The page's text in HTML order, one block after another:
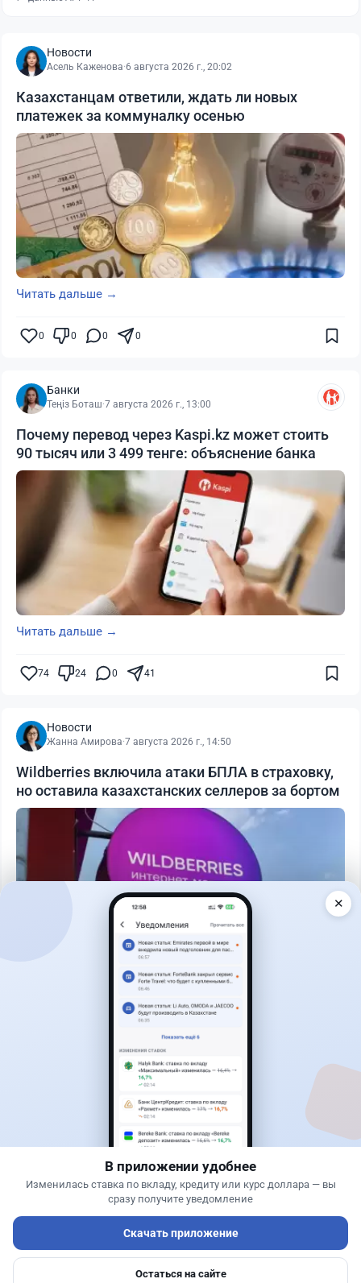
Новости
Асель Каженова·6 августа 2026 г., 20:02
Казахстанцам ответили, ждать ли новых
платежек за коммуналку осенью
Читать дальше →
0 0 0 0
Банки
Теңіз Боташ·7 августа 2026 г., 13:00
Почему перевод через Kaspi.kz может стоить
90 тысяч или 3 499 тенге: объяснение банка
Читать дальше →
74 24 0 41
Новости
Жанна Амирова·7 августа 2026 г., 14:50
Wildberries включила атаки БПЛА в страховку,
но оставила казахстанских селлеров за бортом
0
4 августа 2026 г., 16:11
Кому из автовладельцев придется заплатить
200 тысяч тенге
Ипотеки Авто
✕
В приложении удобнее
Изменилась ставка по вкладу, кредиту или курс доллара — вы
сразу получите уведомление
Скачать приложение
Остаться на сайте